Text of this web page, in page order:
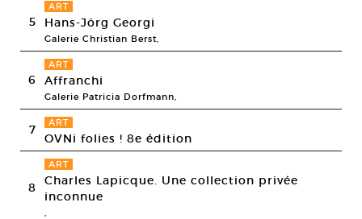
5
ART
Hans-Jörg Georgi
Galerie Christian Berst,
6
ART
Affranchi
Galerie Patricia Dorfmann,
7 ART
OVNi folies ! 8e édition
8
ART
Charles Lapicque. Une collection privée
inconnue
,